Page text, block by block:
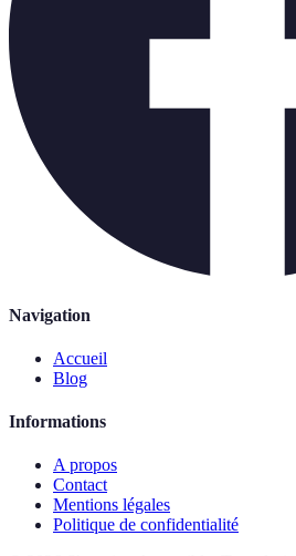
Navigation
Accueil
Blog
Informations
A propos
Contact
Mentions légales
Politique de confidentialité